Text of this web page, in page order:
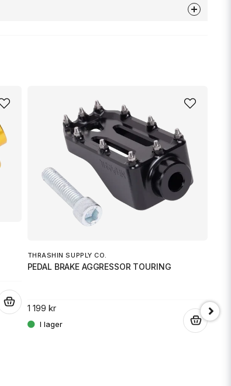
Skicka fråga
THRASHIN SUPPLY CO.
PEDAL BRAKE AGGRESSOR TOURING
1 199 kr
.